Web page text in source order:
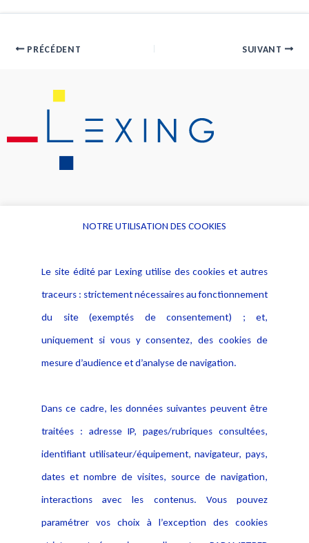
PRÉCÉDENT SUIVANT
Alerte professionnelle
Déclaration d'accessibilité
Notice Légale
Politique de protection des
données
Publications
NOTRE UTILISATION DES COOKIES
Le site édité par Lexing utilise des cookies et autres
traceurs : strictement nécessaires au fonctionnement
du site (exemptés de consentement) ; et,
uniquement si vous y consentez, des cookies de
mesure d’audience et d’analyse de navigation.
Dans ce cadre, les données suivantes peuvent être
traitées : adresse IP, pages/rubriques consultées,
identifiant utilisateur/équipement, navigateur, pays,
dates et nombre de visites, source de navigation,
interactions avec les contenus. Vous pouvez
paramétrer vos choix à l’exception des cookies